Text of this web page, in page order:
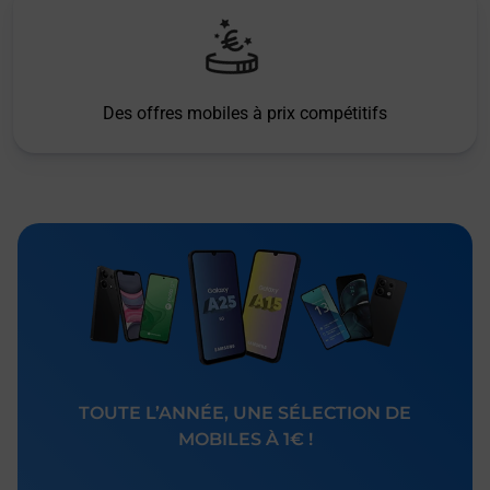
Des offres mobiles à prix compétitifs
TOUTE L’ANNÉE, UNE SÉLECTION DE
MOBILES À 1€ !